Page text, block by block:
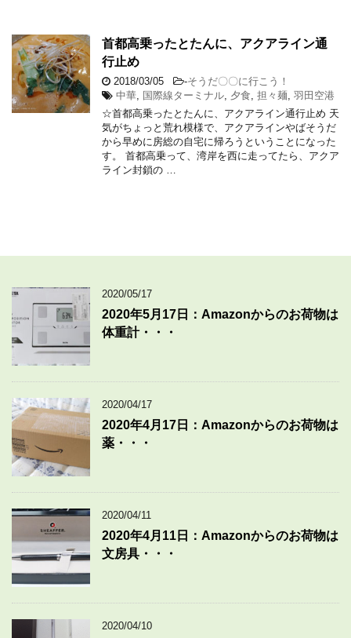
首都高乗ったとたんに、アクアライン通
行止め
2018/03/05 -そうだ〇〇に行こう！
中華 国際線ターミナル 夕食 担々麺 羽田空港
☆首都高乗ったとたんに、アクアライン通行止め 天
気がちょっと荒れ模様で、アクアラインやばそうだ
から早めに房総の自宅に帰ろうということになった
す。 首都高乗って、湾岸を西に走ってたら、アクア
ライン封鎖の …
2020/05/17
2020年5月17日：Amazonからのお荷物は
体重計・・・
2020/04/17
2020年4月17日：Amazonからのお荷物は
薬・・・
2020/04/11
2020年4月11日：Amazonからのお荷物は
文房具・・・
2020/04/10